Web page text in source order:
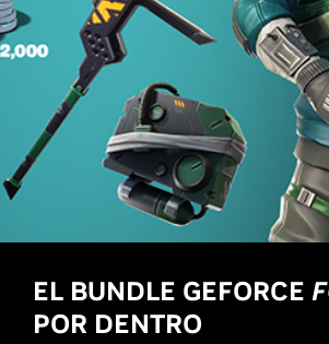
EL BUNDLE GEFORCE
POR DENTRO